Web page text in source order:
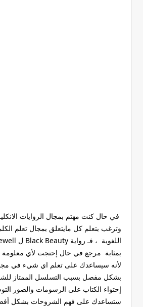
في حال كنت مهتم بمجال الروايات
وترغب بتعلم كل مايتعلق بمجال تعلم
بمثابة مرجع في حال إحتجت لأي معلومة
لأنه سيساعدك على تعلم اي شيء في مجال
بشكل مفصل بسبب التسلسل الممتاز
إحتواء الكتاب على الرسومات والصور
ستساعدك على فهم الشروحات بشكل